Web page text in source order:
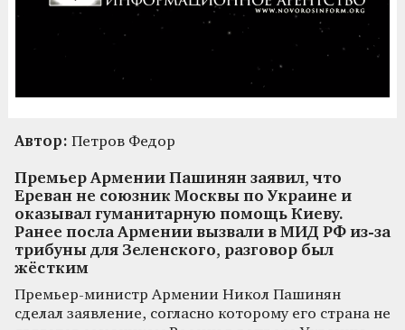
Автор: Петров Федор
Премьер Армении Пашинян заявил, что
Ереван не союзник Москвы по Украине и
оказывал гуманитарную помощь Киеву.
Ранее посла Армении вызвали в МИД РФ из-за
трибуны для Зеленского, разговор был
жёстким
Премьер-министр Армении Никол Пашинян
сделал заявление, согласно которому его страна не